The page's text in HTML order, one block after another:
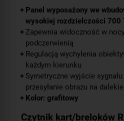
Panel wyposażony we
wysokiej rozdzielczości 700
Zapewnia widoczność w
podczerwienią
Regulacją wychylenia
każdym kierunku
Symetryczne wyjście
przesyłanie obrazu na
Kolor: grafitowy
Czytnik kart/breloków